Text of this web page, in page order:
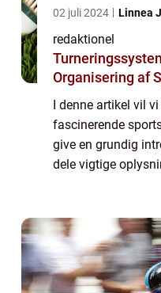
02 juli 2024 Linnea
redaktionel
Organisering af
I denne artikel vil
fascinerende
give en grundig
dele vigtige
kugle...